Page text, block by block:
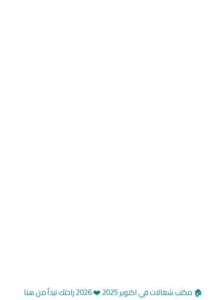
🏠 مكتب شغالات في اكتوبر 2025 ❤️ 2026 راحتك تبدأ من هنا